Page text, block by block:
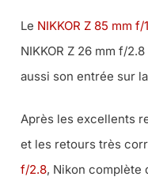
Le NIKKOR Z 85 mm f/
NIKKOR Z 26 mm f/
aussi son entrée sur
Après les excellents
et les retours très
f/2.8, Nikon complète